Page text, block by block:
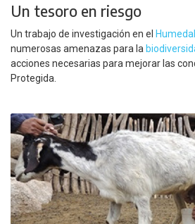
Un tesoro en riesgo
Un trabajo de investigación en el
numerosas amenazas para la
acciones necesarias para mejorar las
Protegida.